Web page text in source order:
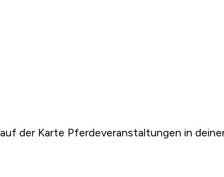
der Karte Pferdeveranstaltungen in